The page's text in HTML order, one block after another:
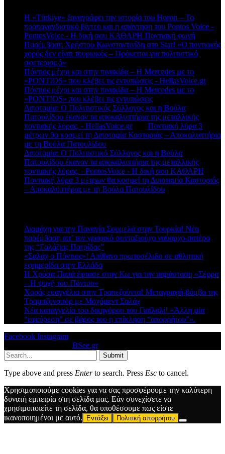
Η «Türkiye» ξαναγράφει την ιστορία του Horon – Το
προπαγανδιστικό βίντεο και η απάντηση του Pontos Voice -
PontosVoice - H δική σου ΚΑΘΑΡΗ Ποντιακή φωνή
Παρέμβαση Χρήστου Κωνσταντινίδη στο Star! «Ο ποντιακός
χορός δεν είναι τουρκικός – Πρόκειται για πολιτιστικό
σφετερισμό»
Πόντιος μέχρι και στην πινακίδα – Η Mercedes με το
«PONTIOS» που κλέβει τις εντυπώσεις - HellasVoice.grστο
Πόντιος μέχρι και στην πινακίδα – Η Mercedes με το
«PONTIOS» που κλέβει τις εντυπώσεις
Διποταμία: Ο Πολιτιστικός Σύλλογος και η Βούλα
Πατουλίδου έκαναν τα αποκαλυπτήρια της μεταλλικής
ποντιακής λύρας. - HellasVoice.grστο Ποντιακή λύρα 3
μέτρων θα κοσμεί τη Διποταμία Καστοριάς – Αποκαλυπτήρια
με τη Βούλα Πατουλίδου
Διποταμία: Ο Πολιτιστικό Σύλλογος και η Βούλα
Πατουλίδου έκαναν τα αποκαλυπτήρια της μεταλλικής
ποντιακής λύρας. - PontosVoice - H δική σου ΚΑΘΑΡΗ
Ποντιακή λύρα 3 μέτρων θα κοσμεί τη Διποταμία Καστοριάς
– Αποκαλυπτήρια με τη Βούλα Πατουλίδου
Διαμάχη για την Παναγία Σουμελά στην Τουρκία! Νέα
παρέμβαση απ’ τον γραφικό συνταξιούχο ναύαρχο-πατέρα
της “Γαλάζιας Πατρίδας”
«Σαλάχ ο Πόντιος»! Απίθανο πρωτοσέλιδο σε αθλητική
εφημερίδα στην Ελλάδα
Η Χρύσα Παπά έφτασε στην Κω για την παράσταση «Σέρρα
– Η ψυχή του Πόντου»
Χαράς ευαγγέλια στην Τραπεζούντα! Μεταγραφή-βόμβα της
Τραμπζονσπόρ με Μοχάμεντ Σαλάχ
Νέα καταγγελία του δικηγόρου του Γιαϊλαλί! «Άλλη μία
“εφεύρεση” σε βάρος του η επίκληση “απορρήτου”».
Facebook Instagram
BSee.gr.
Submit
Type above and press Enterto search. Press Esc to cancel.
Χρησιμοποιούμε cookies για να σας προσφέρουμε την καλύτερη
δυνατή εμπειρία στη σελίδα μας. Εάν συνεχίσετε να
χρησιμοποιείτε τη σελίδα, θα υποθέσουμε πως είστε
ικανοποιημένοι με αυτό.
Εντάξει Πολιτική απορρήτου